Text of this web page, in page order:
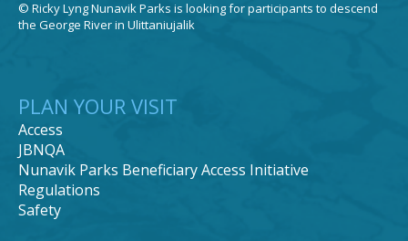
© Ricky Lyng Nunavik Parks is looking for participants to descend
the George River in Ulittaniujalik
PLAN YOUR VISIT
Access
JBNQA
Nunavik Parks Beneficiary Access Initiative
Regulations
Safety